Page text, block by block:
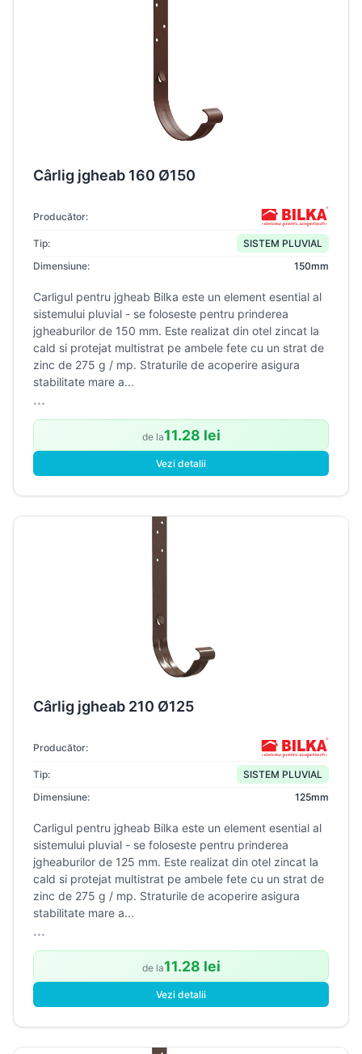
Cârlig jgheab 160 Ø150
Producător:
Tip:
SISTEM PLUVIAL
Dimensiune:
150mm
Carligul pentru jgheab Bilka este un element esential al
sistemului pluvial - se foloseste pentru prinderea
jgheaburilor de 150 mm. Este realizat din otel zincat la
cald si protejat multistrat pe ambele fete cu un strat de
zinc de 275 g / mp. Straturile de acoperire asigura
stabilitate mare a...
...
de la11.28 lei
Vezi detalii
Cârlig jgheab 210 Ø125
Producător:
Tip:
SISTEM PLUVIAL
Dimensiune:
125mm
Carligul pentru jgheab Bilka este un element esential al
sistemului pluvial - se foloseste pentru prinderea
jgheaburilor de 125 mm. Este realizat din otel zincat la
cald si protejat multistrat pe ambele fete cu un strat de
zinc de 275 g / mp. Straturile de acoperire asigura
stabilitate mare a...
...
de la11.28 lei
Vezi detalii